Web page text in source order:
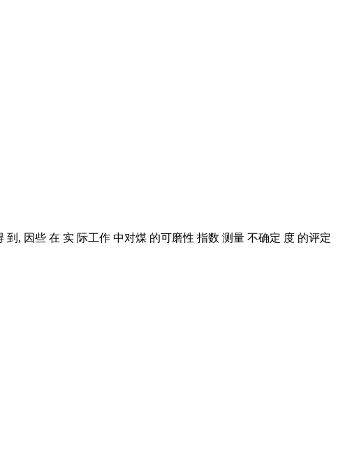
, 因些 在 实 际工作 中对煤 的可磨性 指数 测量 不确定 度 的评定